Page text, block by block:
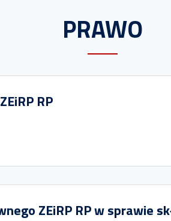
PRAWO
RP
ZEiRP RP w sprawie